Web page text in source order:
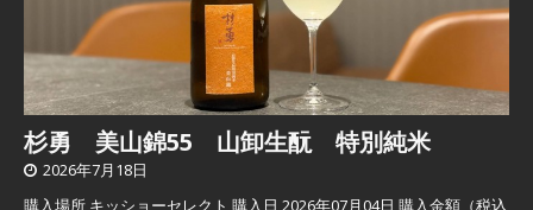
杉勇 美山錦55 山卸生酛 特別純米
2026年7月18日
購入場所 キッショーセレクト 購入日 2026年07月04日 購入金額（税込